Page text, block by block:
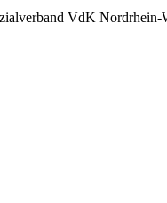
VdK Nordrhein-